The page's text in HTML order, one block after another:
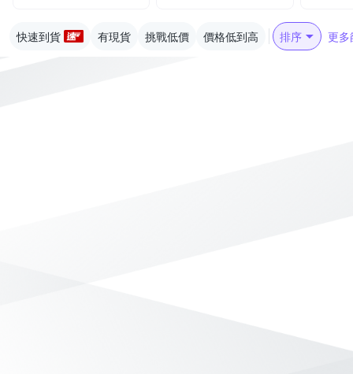
快速到貨 有現貨 挑戰低價 價格低到高 排序 更多